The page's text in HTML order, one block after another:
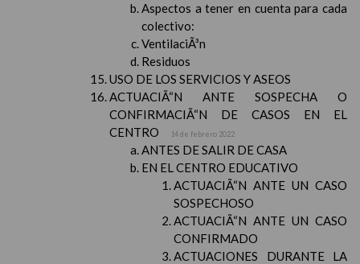
Aspectos a tener en cuenta para cada
colectivo:
VentilaciÃ³n
Residuos
USO DE LOS SERVICIOS Y ASEOS
ACTUACIÃ“N ANTE SOSPECHA O
CONFIRMACIÃ“N DE CASOS EN EL
CENTRO
14 de febrero 2022
ANTES DE SALIR DE CASA
EN EL CENTRO EDUCATIVO
ACTUACIÃ“N ANTE UN CASO
SOSPECHOSO
ACTUACIÃ“N ANTE UN CASO
CONFIRMADO
ACTUACIONES DURANTE LA